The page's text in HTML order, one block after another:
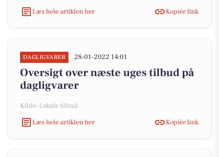
Læs hele artiklen her
Kopiér link
DAGLIGVARER 28-01-2022 14:01
Oversigt over næste uges tilbud på
dagligvarer
Kilde: Lokale tilbud
Læs hele artiklen her
Kopiér link